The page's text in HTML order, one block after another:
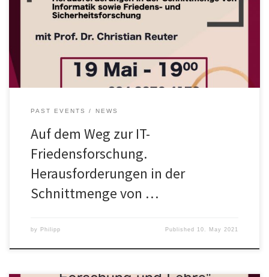
Naturwissenschaften. Prof. Dr. Christian Reuter ist Lehrstuhlinhaber
für Wissenschaft und Technik für Frieden und Sicherheit (PEASEC)
im Fachbereich Informatik and der TU Darmstadt und verbindet
PAST EVENTS NEWS
Auf dem Weg zur IT-
Friedensforschung.
Herausforderungen in der
Schnittmenge von …
by Philipp Published 10. May 2021